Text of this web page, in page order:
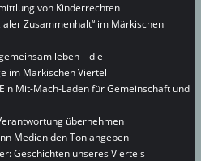
von Kinderrechten
Zusammenhalt“ im Märkischen
leben – die
im Märkischen Viertel
Ein Mit-Mach-Laden für Gemeinschaft und
übernehmen
Medien den Ton angeben
Geschichten unseres Viertels